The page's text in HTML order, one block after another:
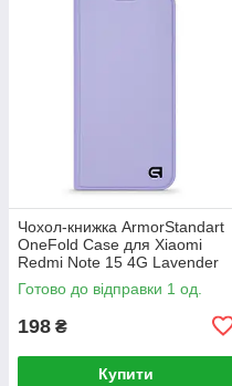
Чохол-книжка ArmorStandart
OneFold Case для Xiaomi
Redmi Note 15 4G Lavender
(ARM89983)
Готово до відправки 1 од.
198 ₴
Купити